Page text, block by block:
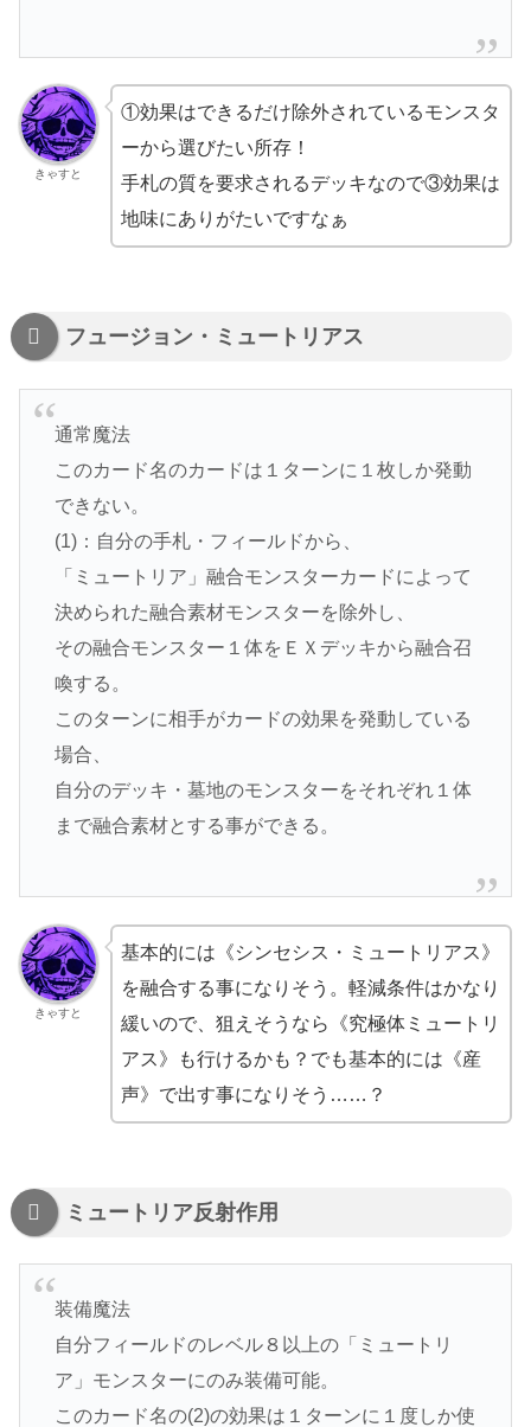
きゃすと
①効果はできるだけ除外されているモンスタ
ーから選びたい所存！
手札の質を要求されるデッキなので③効果は
地味にありがたいですなぁ
フュージョン・ミュートリアス
通常魔法
このカード名のカードは１ターンに１枚しか発動
できない。
(1)：自分の手札・フィールドから、
「ミュートリア」融合モンスターカードによって
決められた融合素材モンスターを除外し、
その融合モンスター１体をＥＸデッキから融合召
喚する。
このターンに相手がカードの効果を発動している
場合、
自分のデッキ・墓地のモンスターをそれぞれ１体
まで融合素材とする事ができる。
きゃすと
基本的には《シンセシス・ミュートリアス》
を融合する事になりそう。軽減条件はかなり
緩いので、狙えそうなら《究極体ミュートリ
アス》も行けるかも？でも基本的には《産
声》で出す事になりそう……？
ミュートリア反射作用
装備魔法
自分フィールドのレベル８以上の「ミュートリ
ア」モンスターにのみ装備可能。
このカード名の(2)の効果は１ターンに１度しか使